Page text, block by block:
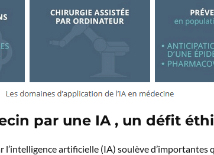
par une IA , un défit
l’intelligence artificielle (IA) soulève d’importantes